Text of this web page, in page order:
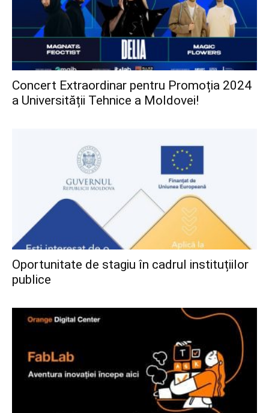
Concert Extraordinar pentru Promoția 2024
a Universității Tehnice a Moldovei!
Oportunitate de stagiu în cadrul instituțiilor
publice